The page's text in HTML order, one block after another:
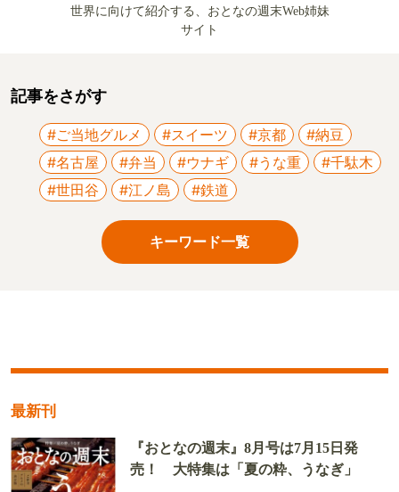
世界に向けて紹介する、おとなの週末Web姉妹
サイト
記事をさがす
#ご当地グルメ #スイーツ #京都
#納豆
#名古屋
#弁当 #ウナギ #うな重
#千駄木
#世田谷
#江ノ島 #鉄道
キーワード一覧
最新刊
『おとなの週末』8月号は7月15日発
売！ 大特集は「夏の粋、うなぎ」